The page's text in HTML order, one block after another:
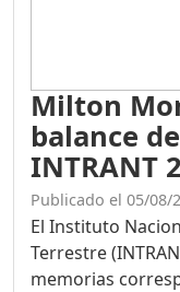
Milton
balance
INTRANT
Publicado el 05/08/
El Instituto
Terrestre
memorias